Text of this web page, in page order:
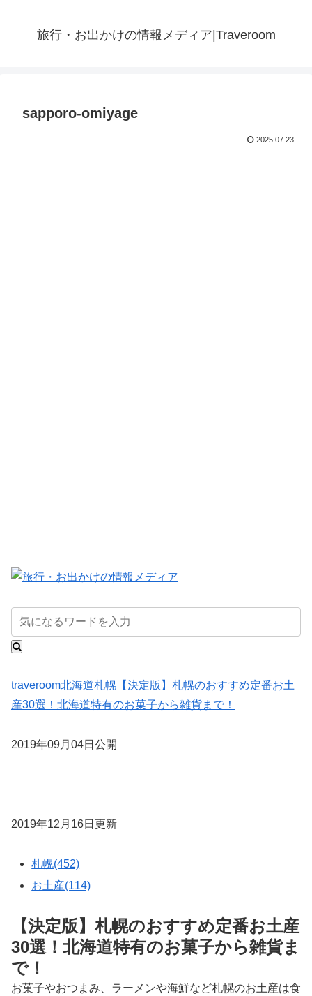
旅行・お出かけの情報メディア|Traveroom
sapporo-omiyage
2025.07.23
traveroom北海道札幌 【決定版】札幌のおすすめ定番お土
産30選！北海道特有のお菓子から雑貨まで！
2019年09月04日公開
2019年12月16日更新
札幌(452)
お土産(114)
【決定版】札幌のおすすめ定番お土産
30選！北海道特有のお菓子から雑貨ま
で！
お菓子やおつまみ、ラーメンや海鮮など札幌のお土産は食